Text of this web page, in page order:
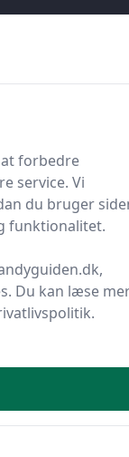
arbejdet for
forbedre
service. Vi
du bruger
funktionalitet.
Du kan læse